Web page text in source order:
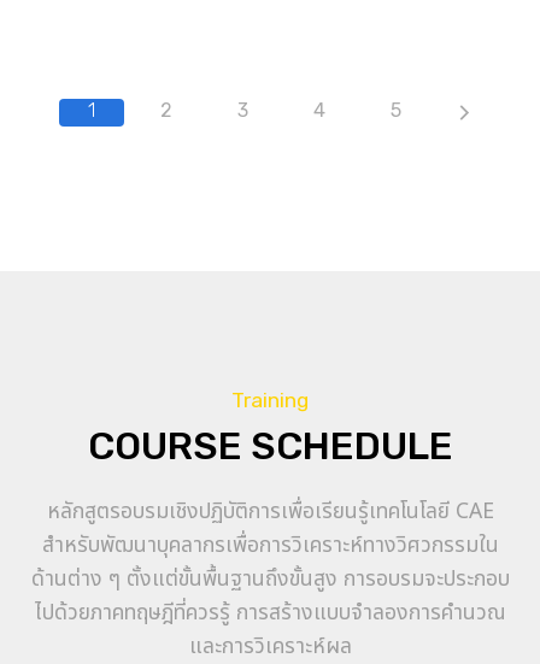
1 2 3 4 5
Training
COURSE SCHEDULE
หลักสูตรอบรมเชิงปฏิบัติการเพื่อเรียนรู้เทคโนโลยี CAE
สำหรับพัฒนาบุคลากรเพื่อการวิเคราะห์ทางวิศวกรรมใน
ด้านต่าง ๆ ตั้งแต่ขั้นพื้นฐานถึงขั้นสูง การอบรมจะประกอบ
ไปด้วยภาคทฤษฎีที่ควรรู้ การสร้างแบบจำลองการคำนวณ
และการวิเคราะห์ผล